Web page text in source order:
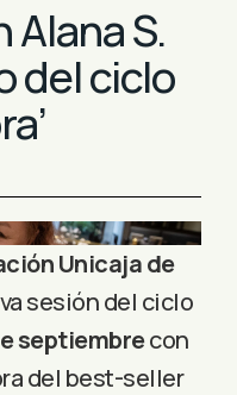
S.
del ciclo
Unicaja de
sesión del ciclo
septiembrecon
del best-seller